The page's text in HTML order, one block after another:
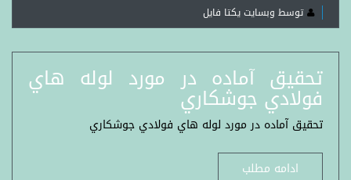
توسط وبسایت یکتا فایل
تحقيق آماده در مورد لوله هاي
فولادي جوشكاري
تحقيق آماده در مورد لوله هاي فولادي جوشكاري
ادامه مطلب